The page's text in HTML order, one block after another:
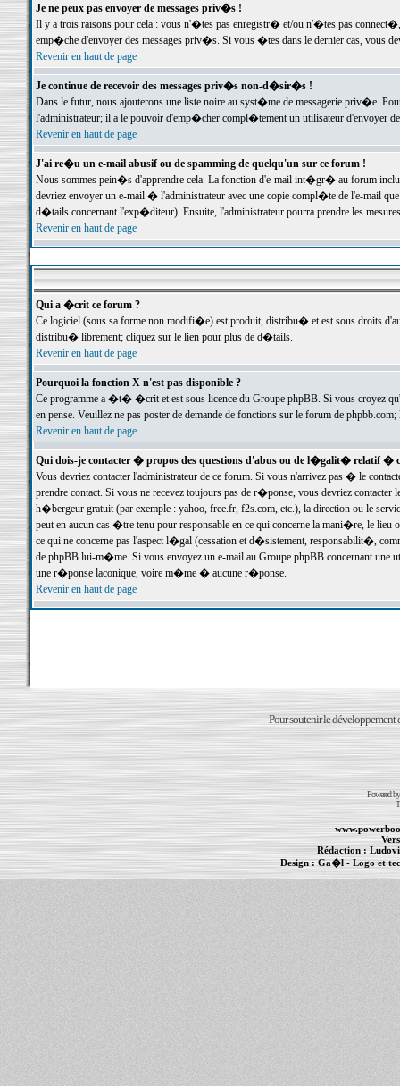
Je ne peux pas envoyer de messages priv�s !
Il y a trois raisons pour cela : vous n'�tes pas enregistr� et/ou n'�tes pas
emp�che d'envoyer des messages priv�s. Si vous �tes dans le dernier cas, vous
Revenir en haut de page
Je continue de recevoir des messages priv�s non-d�sir�s !
Dans le futur, nous ajouterons une liste noire au syst�me de messagerie priv�e.
l'administrateur; il a le pouvoir d'emp�cher compl�tement un utilisateur d'envoyer
Revenir en haut de page
J'ai re�u un e-mail abusif ou de spamming de quelqu'un sur ce forum !
Nous sommes pein�s d'apprendre cela. La fonction d'e-mail int�gr� au forum inclut
devriez envoyer un e-mail � l'administrateur avec une copie compl�te de l'e-mail
d�tails concernant l'exp�diteur). Ensuite, l'administrateur pourra prendre les
Revenir en haut de page
Qui a �crit ce forum ?
Ce logiciel (sous sa forme non modifi�e) est produit, distribu� et est sous droits
distribu� librement; cliquez sur le lien pour plus de d�tails.
Revenir en haut de page
Pourquoi la fonction X n'est pas disponible ?
Ce programme a �t� �crit et est sous licence du Groupe phpBB. Si vous croyez
en pense. Veuillez ne pas poster de demande de fonctions sur le forum de
Revenir en haut de page
Qui dois-je contacter � propos des questions d'abus ou de l�galit� relatif �
Vous devriez contacter l'administrateur de ce forum. Si vous n'arrivez pas � le
prendre contact. Si vous ne recevez toujours pas de r�ponse, vous devriez
h�bergeur gratuit (par exemple : yahoo, free.fr, f2s.com, etc.), la direction ou le
peut en aucun cas �tre tenu pour responsable en ce qui concerne la mani�re, le
ce qui ne concerne pas l'aspect l�gal (cessation et d�sistement, responsabilit�,
de phpBB lui-m�me. Si vous envoyez un e-mail au Groupe phpBB concernant une
une r�ponse laconique, voire m�me � aucune r�ponse.
Revenir en haut de page
Pour soutenir le développement
Powered
Rédaction :
Design :Ga�l- Logo et
Informations :